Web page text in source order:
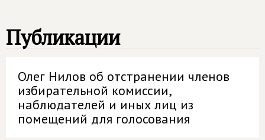
Публикации
Олег Нилов об отстранении членов
избирательной комиссии,
наблюдателей и иных лиц из
помещений для голосования